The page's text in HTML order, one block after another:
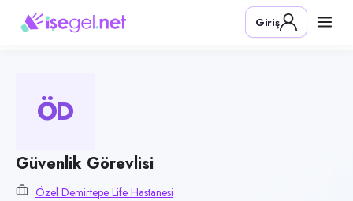
Pozisyon
Güvenlik Görevlisi
Kategori
Konum
Çankaya, Ankara
Giriş
ÖD
Güvenlik Görevlisi
Özel Demirtepe Life Hastanesi